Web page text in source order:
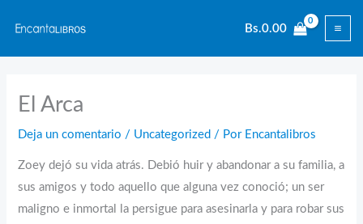
contenido
Bs.0.00
El Arca
Deja un comentario / Uncategorized / Por Encantalibros
Zoey dejó su vida atrás. Debió huir y abandonar a su familia, a
sus amigos y todo aquello que alguna vez conoció; un ser
maligno e inmortal la persigue para asesinarla y para robar sus